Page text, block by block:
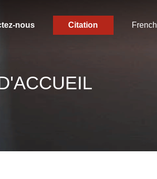
nous Citation French